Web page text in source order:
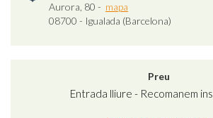
Aurora, 80 - mapa
08700 - Igualada (Barcelona)
Preu
Entrada lliure - Recomanem